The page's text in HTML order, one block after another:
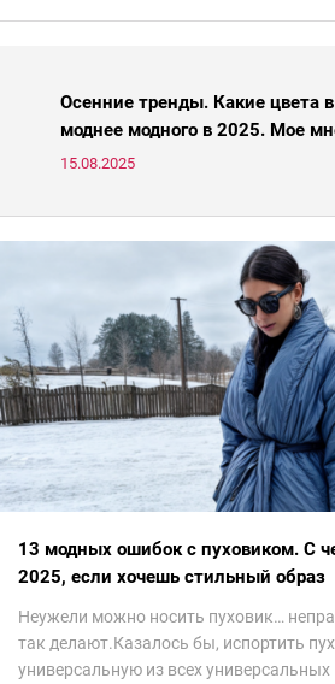
Осенние тренды. Какие цвета
моднее модного в 2025. Мое
носить, а что нет
15.08.2025
13 модных ошибок с пуховиком. С
2025, если хочешь стильный образ
Неужели можно носить пуховик…
так делают.Казалось бы, испортить
универсальную из всех